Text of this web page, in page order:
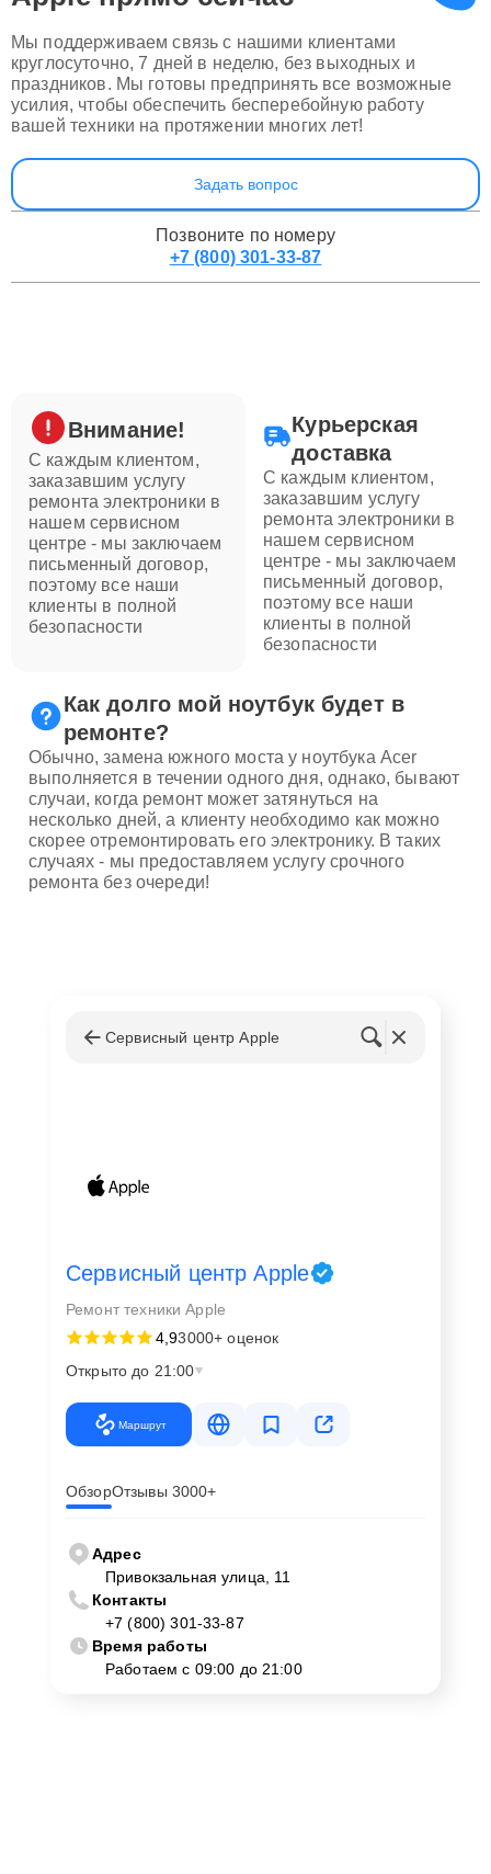
Мы поддерживаем связь с нашими клиентами
круглосуточно, 7 дней в неделю, без выходных и
праздников. Мы готовы предпринять все возможные
усилия, чтобы обеспечить бесперебойную работу
вашей техники на протяжении многих лет!
Задать вопрос
Позвоните по номеру
+7 (800) 301-33-87
Внимание!
С каждым клиентом,
заказавшим услугу
ремонта электроники в
нашем сервисном
центре - мы заключаем
письменный договор,
поэтому все наши
клиенты в полной
безопасности
Курьерская
доставка
С каждым клиентом,
заказавшим услугу
ремонта электроники в
нашем сервисном
центре - мы заключаем
письменный договор,
поэтому все наши
клиенты в полной
безопасности
Как долго мой ноутбук будет в
ремонте?
Обычно, замена южного моста у ноутбука Acer
выполняется в течении одного дня, однако, бывают
случаи, когда ремонт может затянуться на
несколько дней, а клиенту необходимо как можно
скорее отремонтировать его электронику. В таких
случаях - мы предоставляем услугу срочного
ремонта без очереди!
Сервисный центр Apple
Сервисный центр Apple
Ремонт техники Apple
4,93000+ оценок
Открыто до 21:00
Маршрут
ОбзорОтзывы 3000+
Адрес
Привокзальная улица, 11
Контакты
+7 (800) 301-33-87
Время работы
Работаем с 09:00 до 21:00